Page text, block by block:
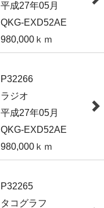
平成27年05月
QKG-EXD52AE
980,000ｋｍ
P32266
ラジオ
平成27年05月
QKG-EXD52AE
980,000ｋｍ
P32265
タコグラフ